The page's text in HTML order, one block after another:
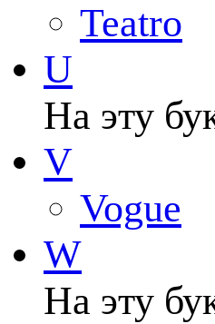
Teatro
U
На эту
V
Vogue
W
На эту